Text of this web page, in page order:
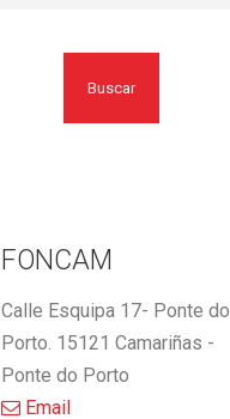
Buscar
FONCAM
Calle Esquipa 17- Ponte do
Porto. 15121 Camariñas -
Ponte do Porto
Email